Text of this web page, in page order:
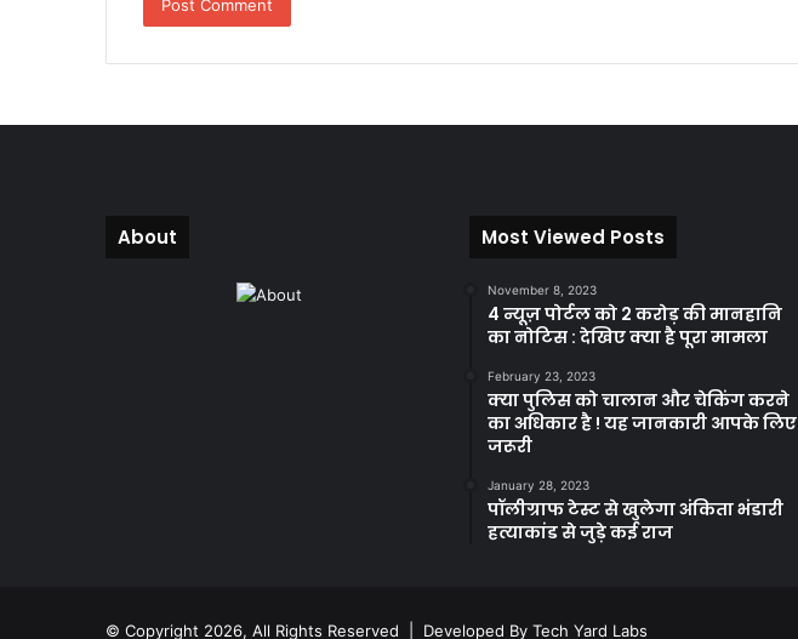
About Most Viewed Posts
November 8, 2023
4 न्यूज़ पोर्टल को 2 करोड़ की मानहानि
का नोटिस : देखिए क्या है पूरा मामला
February 23, 2023
क्या पुलिस को चालान और चेकिंग करने
का अधिकार है ! यह जानकारी आपके लिए
जरूरी
January 28, 2023
पॉलीग्राफ टेस्ट से खुलेगा अंकिता भंडारी
हत्याकांड से जुड़े कई राज
© Copyright 2026, All Rights Reserved | Developed By Tech Yard Labs